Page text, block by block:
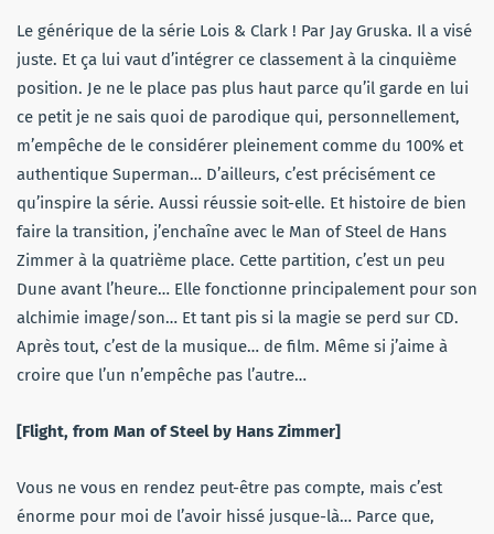
Le générique de la série Lois & Clark ! Par Jay Gruska. Il a visé
juste. Et ça lui vaut d’intégrer ce classement à la cinquième
position. Je ne le place pas plus haut parce qu’il garde en lui
ce petit je ne sais quoi de parodique qui, personnellement,
m’empêche de le considérer pleinement comme du 100% et
authentique Superman… D’ailleurs, c’est précisément ce
qu’inspire la série. Aussi réussie soit-elle. Et histoire de bien
faire la transition, j’enchaîne avec le Man of Steel de Hans
Zimmer à la quatrième place. Cette partition, c’est un peu
Dune avant l’heure… Elle fonctionne principalement pour son
alchimie image/son… Et tant pis si la magie se perd sur CD.
Après tout, c’est de la musique… de film. Même si j’aime à
croire que l’un n’empêche pas l’autre…
[Flight, from Man of Steel by Hans Zimmer]
Vous ne vous en rendez peut-être pas compte, mais c’est
énorme pour moi de l’avoir hissé jusque-là… Parce que,